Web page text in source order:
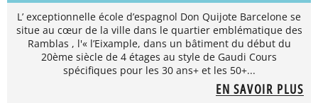
L’ exceptionnelle école d’espagnol Don Quijote Barcelone se
situe au cœur de la ville dans le quartier emblématique des
Ramblas , l'« l’Eixample, dans un bâtiment du début du
20ème siècle de 4 étages au style de Gaudi Cours
spécifiques pour les 30 ans+ et les 50+...
EN SAVOIR PLUS